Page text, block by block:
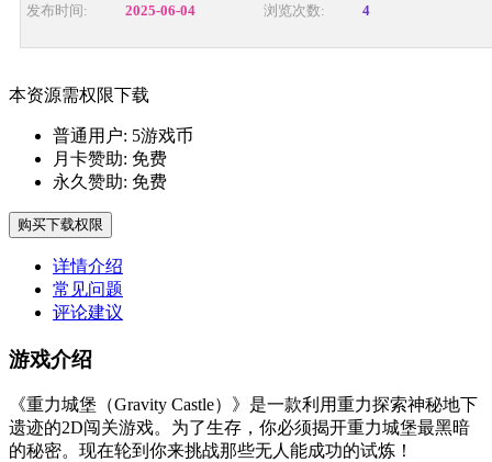
发布时间: 2025-06-04 浏览次数: 4
本资源需权限下载
普通用户: 5游戏币
月卡赞助: 免费
永久赞助: 免费
购买下载权限
详情介绍
常见问题
评论建议
游戏介绍
《重力城堡（Gravity Castle）》是一款利用重力探索神秘地下
遗迹的2D闯关游戏。为了生存，你必须揭开重力城堡最黑暗
的秘密。现在轮到你来挑战那些无人能成功的试炼！